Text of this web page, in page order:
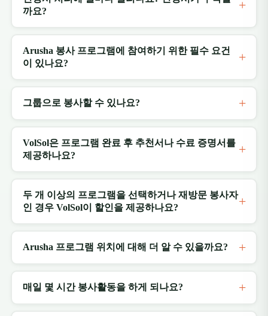
까요?
Arusha 봉사 프로그램에 참여하기 위한 필수 요건
이 있나요?
그룹으로 봉사할 수 있나요?
VolSol은 프로그램 완료 후 추천서나 수료 증명서를
제공하나요?
두 개 이상의 프로그램을 선택하거나 재방문 봉사자
인 경우 VolSol이 할인을 제공하나요?
Arusha 프로그램 위치에 대해 더 알 수 있을까요?
매일 몇 시간 봉사활동을 하게 되나요?